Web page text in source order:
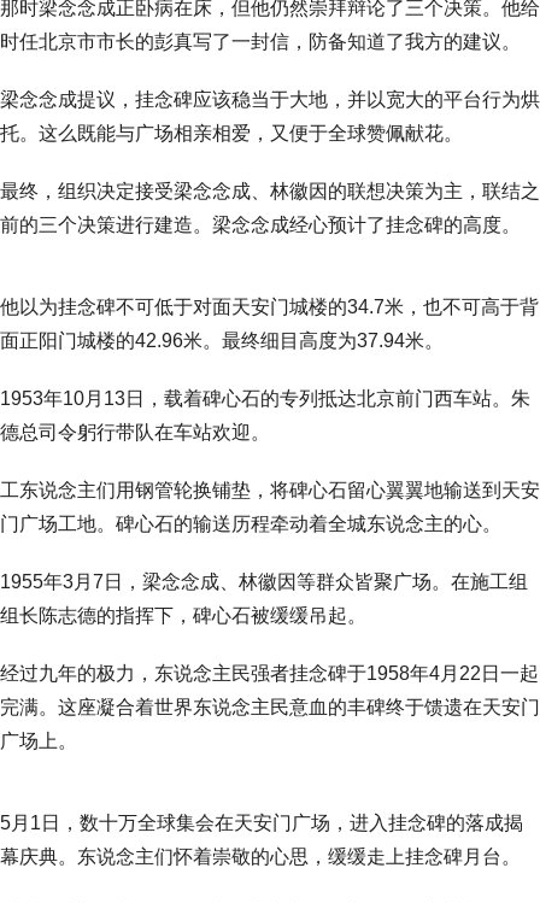
那时梁念念成正卧病在床，但他仍然崇拜辩论了三个决策。他给
时任北京市市长的彭真写了一封信，防备知道了我方的建议。
梁念念成提议，挂念碑应该稳当于大地，并以宽大的平台行为烘
托。这么既能与广场相亲相爱，又便于全球赞佩献花。
最终，组织决定接受梁念念成、林徽因的联想决策为主，联结之
前的三个决策进行建造。梁念念成经心预计了挂念碑的高度。
他以为挂念碑不可低于对面天安门城楼的34.7米，也不可高于背
面正阳门城楼的42.96米。最终细目高度为37.94米。
1953年10月13日，载着碑心石的专列抵达北京前门西车站。朱
德总司令躬行带队在车站欢迎。
工东说念主们用钢管轮换铺垫，将碑心石留心翼翼地输送到天安
门广场工地。碑心石的输送历程牵动着全城东说念主的心。
1955年3月7日，梁念念成、林徽因等群众皆聚广场。在施工组
组长陈志德的指挥下，碑心石被缓缓吊起。
经过九年的极力，东说念主民强者挂念碑于1958年4月22日一起
完满。这座凝合着世界东说念主民意血的丰碑终于馈遗在天安门
广场上。
5月1日，数十万全球集会在天安门广场，进入挂念碑的落成揭
幕庆典。东说念主们怀着崇敬的心思，缓缓走上挂念碑月台。